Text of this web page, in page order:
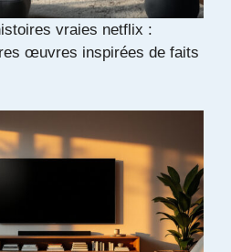
vraies netflix :
œuvres inspirées de faits